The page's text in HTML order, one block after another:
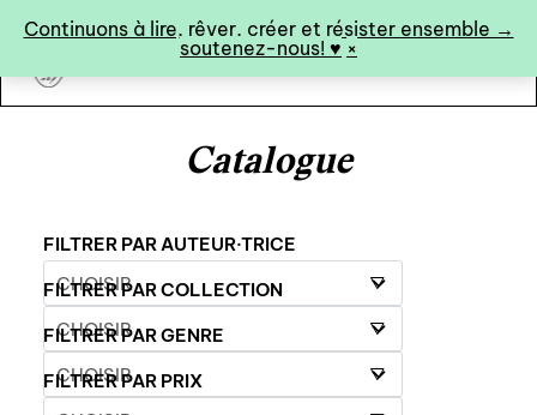
Continuons à lire, rêver, créer et résister ensemble →
soutenez-nous! ♥︎ ×
art&fiction
catalogue ↓
à paraître
Catalogue
FILTRER PAR AUTEUR·TRICE
FILTRER PAR COLLECTION
FILTRER PAR GENRE
FILTRER PAR PRIX